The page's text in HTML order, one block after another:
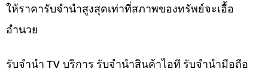
ให้ราคารับจำนำสูงสุดเท่าที่สภาพของทรัพย์จะเอื้อ
อำนวย
รับจำนำ TV บริการ รับจำนำสินค้าไอที รับจำนำมือถือ